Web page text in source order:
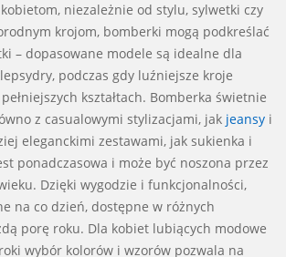
niezależnie od stylu, sylwetki czy
krojom, bomberki mogą podkreślać
– dopasowane modele są idealne dla
podczas gdy luźniejsze kroje
kształtach. Bomberka świetnie
z casualowymi stylizacjami, jak jeansy i
eleganckimi zestawami, jak sukienka i
ponadczasowa i może być noszona przez
Dzięki wygodzie i funkcjonalności,
na co dzień, dostępne w różnych
porę roku. Dla kobiet lubiących modowe
wybór kolorów i wzorów pozwala na